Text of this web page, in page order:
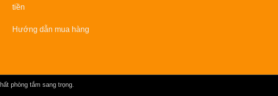
tiền
Hướng dẫn mua hàng
phòng tắm sang trọng.